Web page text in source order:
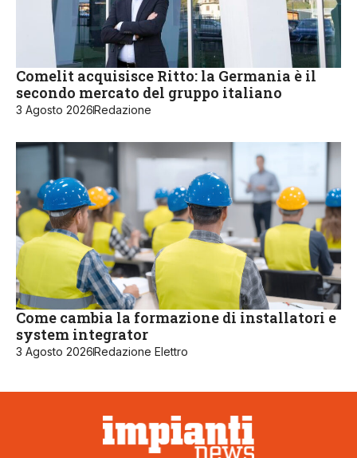
Comelit acquisisce Ritto: la Germania è il
secondo mercato del gruppo italiano
3 Agosto 2026Redazione
Come cambia la formazione di installatori e
system integrator
3 Agosto 2026Redazione Elettro